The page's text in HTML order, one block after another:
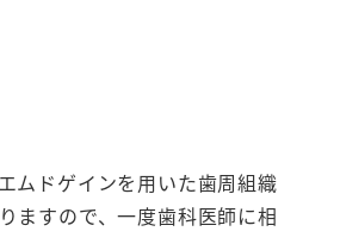
ムドゲインを用いた歯周組織
ますので、一度歯科医師に相